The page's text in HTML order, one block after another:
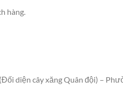
hàng.
diện cây xăng Quân đội) –